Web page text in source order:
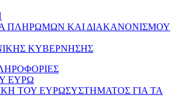
ΠΛΗΡΩΜΩΝ ΚΑΙ ΔΙΑΚΑΝΟΝΙΣΜΟΥ
ΚΥΒΕΡΝΗΣΗΣ
ΕΥΡΩ
ΤΟΥ ΕΥΡΩΣΥΣΤΗΜΑΤΟΣ ΓΙΑ ΤΑ